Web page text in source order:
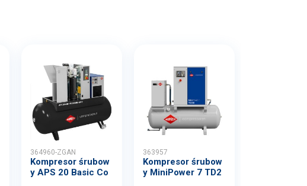
364960-ZGAN
Kompresor śrubow
y APS 20 Basic Co
363957
Kompresor śrubow
y MiniPower 7 TD2